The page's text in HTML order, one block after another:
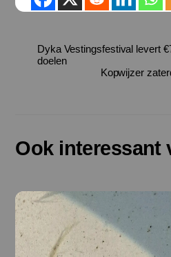
Dyka Vestingsfestival levert
doelen
Kopwijzer
Ook interessant